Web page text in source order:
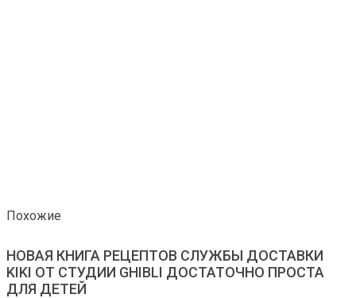
Похожие
НОВАЯ КНИГА РЕЦЕПТОВ СЛУЖБЫ ДОСТАВКИ
KIKI ОТ СТУДИИ GHIBLI ДОСТАТОЧНО ПРОСТА
ДЛЯ ДЕТЕЙ